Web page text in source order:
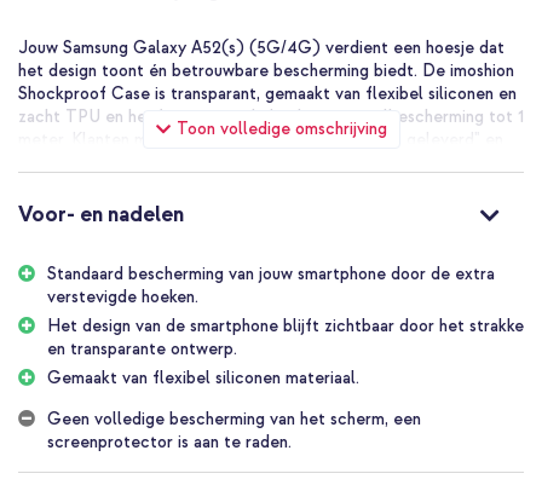
Toon volledige omschrijving
Jouw Samsung Galaxy A52(s) (5G/4G) verdient een hoesje dat
het design toont én betrouwbare bescherming biedt. De imoshion
Shockproof Case is transparant, gemaakt van flexibel siliconen en
zacht TPU en heeft verstevigde hoeken voor valbescherming tot 1
meter. Klanten melden "Alles perfect en supersnel geleverd" en
De voordelen van de imoshion
Extra verstevigde hoeken absorberen schokken en bieden
valbescherming tot 1 meter
Transparant ontwerp laat het originele design van je telefoon
volledig zichtbaar
Flexibel siliconen en zacht TPU geven extra grip zodat de
telefoon minder snel uit je hand glijdt
Opstaande randen beschermen het scherm en de camera bij
Voor- en nadelen
Standaard bescherming van jouw smartphone door de extra
verstevigde hoeken.
Het design van de smartphone blijft zichtbaar door het strakke
en transparante ontwerp.
Gemaakt van flexibel siliconen materiaal.
Geen volledige bescherming van het scherm, een
screenprotector is aan te raden.